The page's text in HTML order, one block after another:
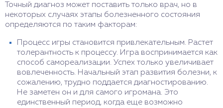
Точный диагноз может поставить только врач, но в
некоторых случаях этапы болезненного состояния
определяются по таким факторам:
Процесс игры становится привлекательным. Растет
толерантность к процессу. Игра воспринимается как
способ самореализации. Успех только увеличивает
вовлеченность. Начальный этап развития болезни, к
сожалению, трудно поддается диагностированию.
Не заметен он и для самого игромана. Это
единственный период, когда еще возможно